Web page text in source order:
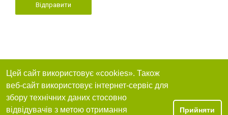
Відправити
Цей сайт використовує «cookies». Також
веб-сайт використовує інтернет-сервіс для
збору технічних даних стосовно
відвідувачів з метою отримання
Прийняти